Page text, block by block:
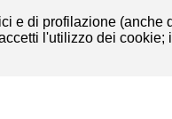
e di profilazione (anche
l'utilizzo dei cookie;